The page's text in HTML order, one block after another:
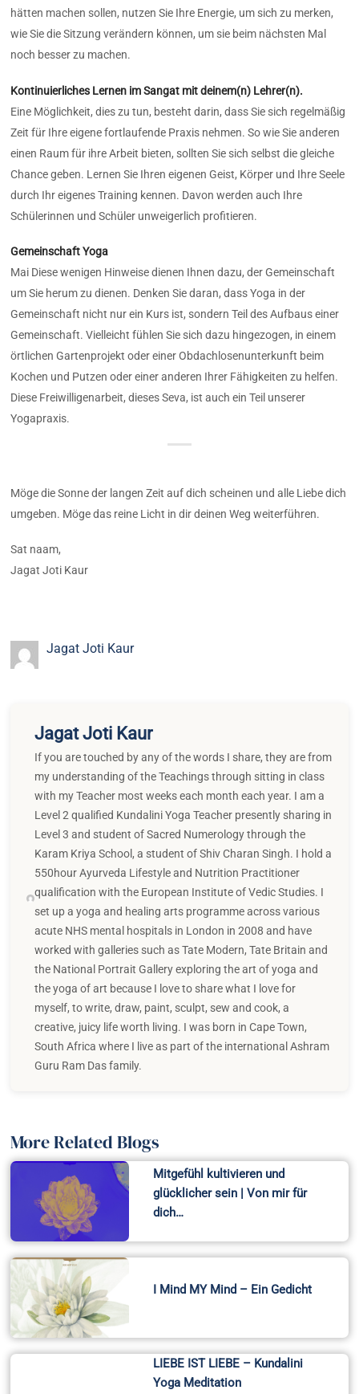
hätten machen sollen, nutzen Sie Ihre Energie, um sich zu merken,
wie Sie die Sitzung verändern können, um sie beim nächsten Mal
noch besser zu machen.
Kontinuierliches Lernen im Sangat mit deinem(n) Lehrer(n).
Eine Möglichkeit, dies zu tun, besteht darin, dass Sie sich regelmäßig
Zeit für Ihre eigene fortlaufende Praxis nehmen. So wie Sie anderen
einen Raum für ihre Arbeit bieten, sollten Sie sich selbst die gleiche
Chance geben. Lernen Sie Ihren eigenen Geist, Körper und Ihre Seele
durch Ihr eigenes Training kennen. Davon werden auch Ihre
Schülerinnen und Schüler unweigerlich profitieren.
Gemeinschaft Yoga
Mai Diese wenigen Hinweise dienen Ihnen dazu, der Gemeinschaft
um Sie herum zu dienen. Denken Sie daran, dass Yoga in der
Gemeinschaft nicht nur ein Kurs ist, sondern Teil des Aufbaus einer
Gemeinschaft. Vielleicht fühlen Sie sich dazu hingezogen, in einem
örtlichen Gartenprojekt oder einer Obdachlosenunterkunft beim
Kochen und Putzen oder einer anderen Ihrer Fähigkeiten zu helfen.
Diese Freiwilligenarbeit, dieses Seva, ist auch ein Teil unserer
Yogapraxis.
Möge die Sonne der langen Zeit auf dich scheinen und alle Liebe dich
umgeben. Möge das reine Licht in dir deinen Weg weiterführen.
Sat naam,
Jagat Joti Kaur
Jagat Joti Kaur
Jagat Joti Kaur
If you are touched by any of the words I share, they are from
my understanding of the Teachings through sitting in class
with my Teacher most weeks each month each year. I am a
Level 2 qualified Kundalini Yoga Teacher presently sharing in
Level 3 and student of Sacred Numerology through the
Karam Kriya School, a student of Shiv Charan Singh. I hold a
550hour Ayurveda Lifestyle and Nutrition Practitioner
qualification with the European Institute of Vedic Studies. I
set up a yoga and healing arts programme across various
acute NHS mental hospitals in London in 2008 and have
worked with galleries such as Tate Modern, Tate Britain and
the National Portrait Gallery exploring the art of yoga and
the yoga of art because I love to share what I love for
myself, to write, draw, paint, sculpt, sew and cook, a
creative, juicy life worth living. I was born in Cape Town,
South Africa where I live as part of the international Ashram
Guru Ram Das family.
More Related Blogs
Mitgefühl kultivieren und
glücklicher sein | Von mir für
dich…
I Mind MY Mind – Ein Gedicht
LIEBE IST LIEBE – Kundalini
Yoga Meditation